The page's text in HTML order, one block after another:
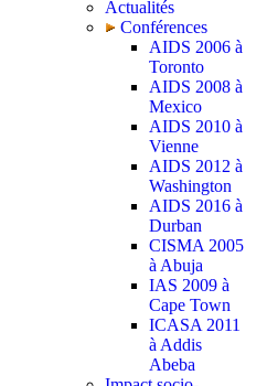
Actualités
Conférences
AIDS 2006 à
Toronto
AIDS 2008 à
Mexico
AIDS 2010 à
Vienne
AIDS 2012 à
Washington
AIDS 2016 à
Durban
CISMA 2005
à Abuja
IAS 2009 à
Cape Town
ICASA 2011
à Addis
Abeba